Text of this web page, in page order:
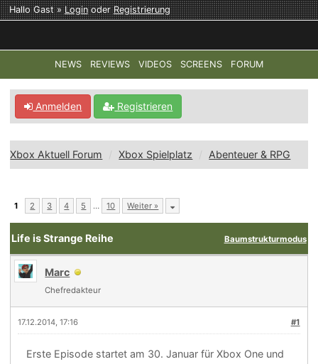
Hallo Gast »LoginoderRegistrierung
NEWS REVIEWS VIDEOS SCREENS FORUM
TOP-THEMEN: COD: MODERN WARFARE 4 HALO:
Anmelden Registrieren
Xbox Aktuell Forum Xbox Spielplatz Abenteuer & RPG
1 2 3 4 5 … 10 Weiter »
Baumstrukturmodus
Life is Strange Reihe
Marc
Chefredakteur
#1
17.12.2014, 17:16
Erste Episode startet am 30. Januar für Xbox One und